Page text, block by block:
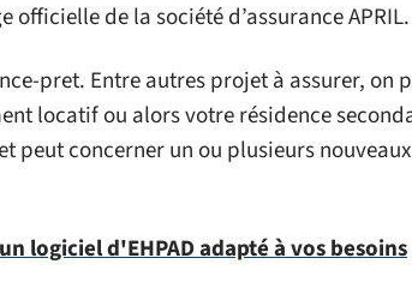
officielle de la société d’assurance APRIL.
pret. Entre autres projet à assurer, on
locatif ou alors votre résidence
peut concerner un ou plusieurs
logiciel d'EHPAD adapté à vos besoins